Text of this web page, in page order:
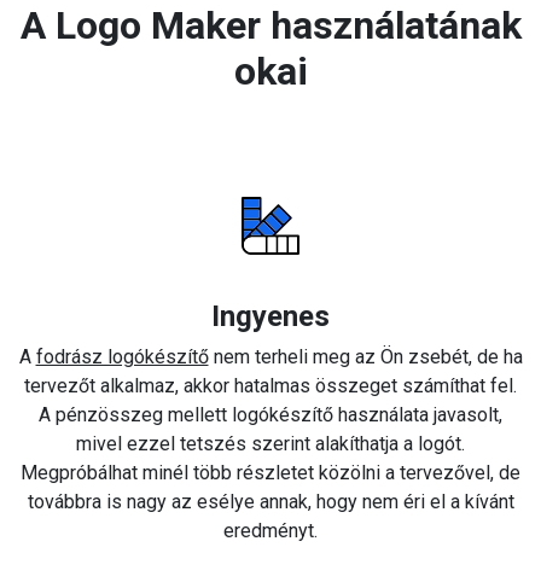
A Logo Maker használatának
okai
Ingyenes
A fodrász logókészítőnem terheli meg az Ön zsebét, de ha
tervezőt alkalmaz, akkor hatalmas összeget számíthat fel.
A pénzösszeg mellett logókészítő használata javasolt,
mivel ezzel tetszés szerint alakíthatja a logót.
Megpróbálhat minél több részletet közölni a tervezővel, de
továbbra is nagy az esélye annak, hogy nem éri el a kívánt
eredményt.